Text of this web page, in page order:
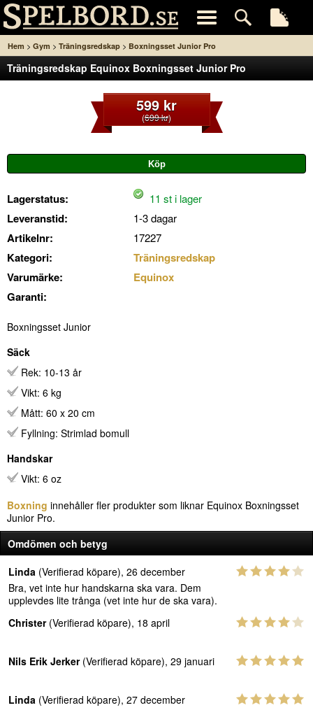
Hem > Gym > Träningsredskap > Boxningsset Junior Pro
Träningsredskap Equinox Boxningsset Junior Pro
599 kr
(699 kr)
Lagerstatus: 11 st i lager
Leveranstid: 1-3 dagar
Artikelnr: 17227
Kategori:
Träningsredskap
Varumärke:
Equinox
Garanti:
Boxningsset Junior
Säck
Rek: 10-13 år
Vikt: 6 kg
Mått: 60 x 20 cm
Fyllning: Strimlad bomull
Handskar
Vikt: 6 oz
Boxning innehåller fler produkter som liknar Equinox Boxningsset
Junior Pro.
Omdömen och betyg
Linda (Verifierad köpare), 26 december
Bra, vet inte hur handskarna ska vara. Dem
upplevdes lite trånga (vet inte hur de ska vara).
Christer(Verifierad köpare), 18 april
Nils Erik Jerker(Verifierad köpare), 29 januari
Linda (Verifierad köpare), 27 december